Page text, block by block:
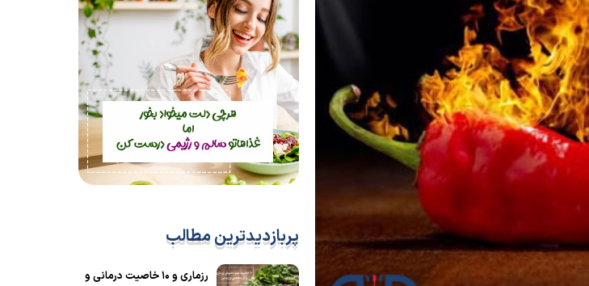
پربازدیدترین مطالب
رزماری و ۱۰ خاصیت درمانی و